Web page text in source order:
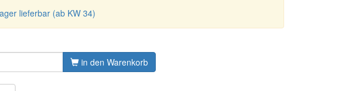
lieferbar (ab KW 34)
in den Warenkorb